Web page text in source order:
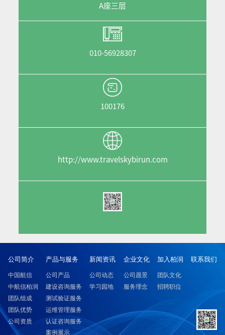
A座三层
010-56928307
100176
http://www.travelskybirun.com
公司简介
中国航信
中航信柏润
团队组成
团队优势
公司资质
产品与服务
公司产品
建设咨询服务
测试验证服务
运维管理服务
认证咨询服务
案例展示
新闻资讯
公司动态
学习园地
企业文化
公司愿景
服务理念
加入柏润
团队文化
招聘职位
联系我们